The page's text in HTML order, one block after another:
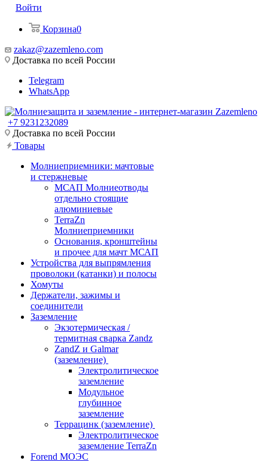
Войти
Корзина0
zakaz@zazemleno.com
Доставка по всей России
Telegram
WhatsApp
+7 9231232089
Доставка по всей России
Товары
Молниеприемники: мачтовые
и стержневые
МСАП Молниеотводы
отдельно стоящие
алюминиевые
TerraZn
Молниеприемники
Основания, кронштейны
и прочее для мачт МСАП
Устройства для выпрямления
проволоки (катанки) и полосы
Хомуты
Держатели, зажимы и
соединители
Заземление
Экзотермическая /
термитная сварка Zandz
ZandZ и Galmar
(заземление)
Электролитическое
заземление
Модульное
глубинное
заземление
Террацинк (заземление)
Электролитическое
заземление TerraZn
Forend МОЭС